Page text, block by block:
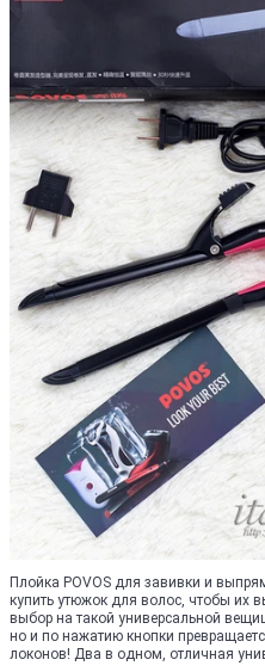
Плойка POVOS для завивки и
купить утюжок для волос, чтобы их
выбор на такой универсальной
но и по нажатию кнопки
локонов! Два в одном, отличная